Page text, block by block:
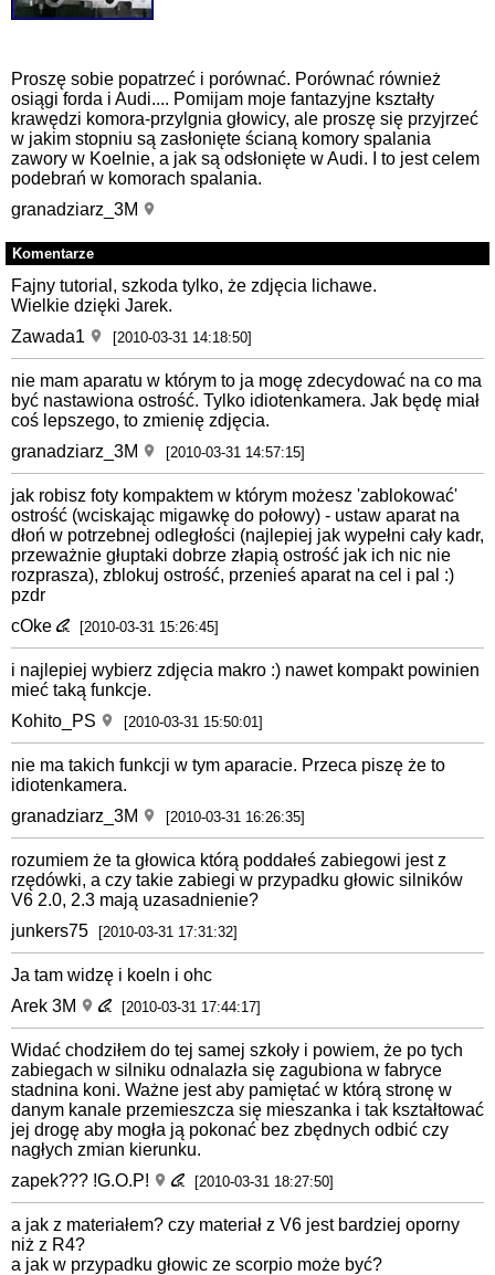
Proszę sobie popatrzeć i porównać. Porównać również
osiągi forda i Audi.... Pomijam moje fantazyjne kształty
krawędzi komora-przylgnia głowicy, ale proszę się przyjrzeć
w jakim stopniu są zasłonięte ścianą komory spalania
zawory w Koelnie, a jak są odsłonięte w Audi. I to jest celem
podebrań w komorach spalania.
granadziarz_3M
Komentarze
Fajny tutorial, szkoda tylko, że zdjęcia lichawe.
Wielkie dzięki Jarek.
Zawada1
[2010-03-31 14:18:50]
nie mam aparatu w którym to ja mogę zdecydować na co ma
być nastawiona ostrość. Tylko idiotenkamera. Jak będę miał
coś lepszego, to zmienię zdjęcia.
granadziarz_3M
[2010-03-31 14:57:15]
jak robisz foty kompaktem w którym możesz 'zablokować'
ostrość (wciskając migawkę do połowy) - ustaw aparat na
dłoń w potrzebnej odległości (najlepiej jak wypełni cały kadr,
przeważnie głuptaki dobrze złapią ostrość jak ich nic nie
rozprasza), zblokuj ostrość, przenieś aparat na cel i pal :)
pzdr
cOke
[2010-03-31 15:26:45]
i najlepiej wybierz zdjęcia makro :) nawet kompakt powinien
mieć taką funkcje.
Kohito_PS
[2010-03-31 15:50:01]
nie ma takich funkcji w tym aparacie. Przeca piszę że to
idiotenkamera.
granadziarz_3M
[2010-03-31 16:26:35]
rozumiem że ta głowica którą poddałeś zabiegowi jest z
rzędówki, a czy takie zabiegi w przypadku głowic silników
V6 2.0, 2.3 mają uzasadnienie?
junkers75
[2010-03-31 17:31:32]
Ja tam widzę i koeln i ohc
Arek 3M
[2010-03-31 17:44:17]
Widać chodziłem do tej samej szkoły i powiem, że po tych
zabiegach w silniku odnalazła się zagubiona w fabryce
stadnina koni. Ważne jest aby pamiętać w którą stronę w
danym kanale przemieszcza się mieszanka i tak kształtować
jej drogę aby mogła ją pokonać bez zbędnych odbić czy
nagłych zmian kierunku.
zapek??? !G.O.P!
[2010-03-31 18:27:50]
a jak z materiałem? czy materiał z V6 jest bardziej oporny
niż z R4?
a jak w przypadku głowic ze scorpio może być?